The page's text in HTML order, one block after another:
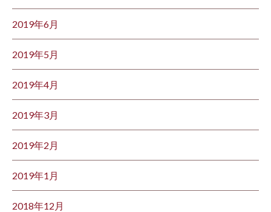
2019年6月
2019年5月
2019年4月
2019年3月
2019年2月
2019年1月
2018年12月